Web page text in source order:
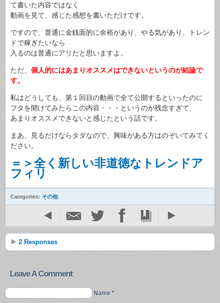
て書いた内容ではなく
動画を見て、感じた感想を書いただけです。
ですので、普通に金銭面的に余裕があり、やる気があり、トレン
ドで稼ぎたいなら
入るのは普通にアリだと思いますよ。
ただ、 個人的にはあまりオススメはできないというのが結論で
す。
私はどうしても、第１回目の動画で全て公開するといったのに
フタを開けてみたらこの内容・・・というのが残念すぎて、
あまりオススメできないと感じたという話です。
まあ、見るだけならタダなので、興味がある方はのぞいてみてく
ださい。
＝＞全く新しい非道徳なトレンドア
フィリ
Categories: その他
2 Responses
Leave A Comment
Name *